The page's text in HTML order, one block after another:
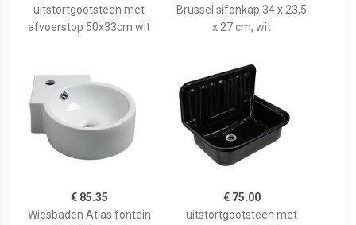
uitstortgootsteen met
afvoerstop 50x33cm wit
Brussel sifonkap 34 x 23,5
x 27 cm, wit
€ 85.35
Wiesbaden Atlas fontein
€ 75.00
uitstortgootsteen met